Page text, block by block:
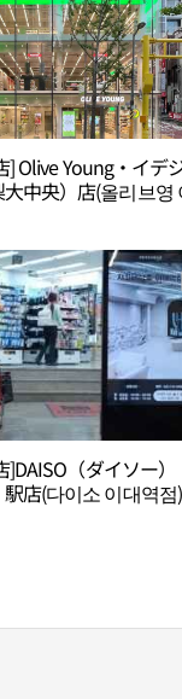
] Olive Young・イデ
中央）店(올리브영
]DAISO（ダイソー）
店(다이소 이대역점)